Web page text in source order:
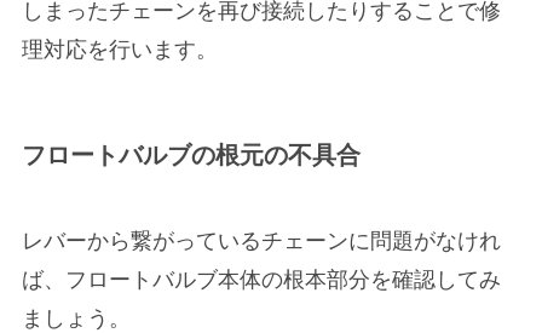
しまったチェーンを再び接続したりすることで修
理対応を行います。
フロートバルブの根元の不具合
レバーから繋がっているチェーンに問題がなけれ
ば、 フロートバルブ本体の根本部分を確認してみ
ましょう。